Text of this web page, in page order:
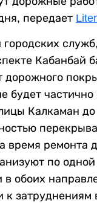
передает
Кабанбай
дорожного
будет частично
Калкаман
время ремонта
по
в обоих
к затруднениям